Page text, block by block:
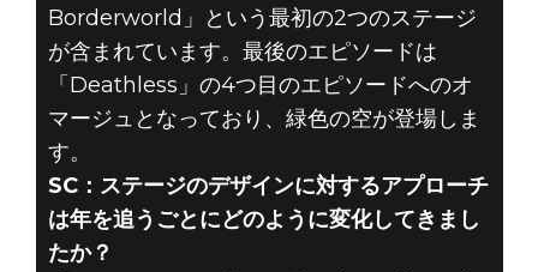
Borderworld」という最初の2つのステージ
が含まれています。最後のエピソードは
「Deathless」の4つ目のエピソードへのオ
マージュとなっており、緑色の空が登場しま
す。
SC：ステージのデザインに対するアプローチ
は年を追うごとにどのように変化してきまし
たか？